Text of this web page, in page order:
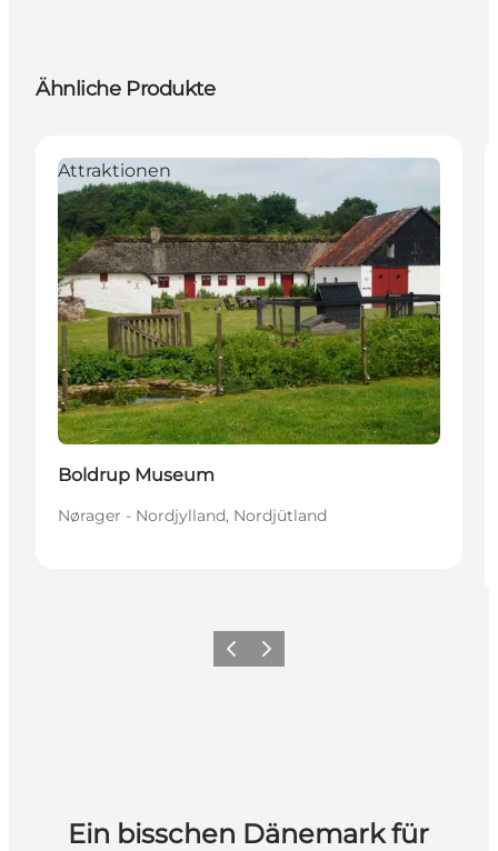
Ähnliche Produkte
Attraktionen
Boldrup Museum
Nørager - Nordjylland, Nordjütland
ZurückWeiter
Ein bisschen Dänemark für